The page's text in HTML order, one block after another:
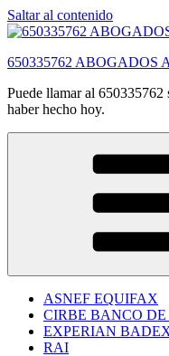
Saltar al contenido
650335762 ABOGADOS
Puede llamar al 650335762
haber hecho hoy.
ASNEF EQUIFAX
CIRBE BANCO DE
EXPERIAN
RAI